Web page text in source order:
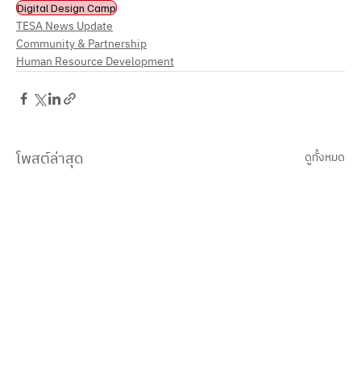
Digital Design Camp
TESA News Update
Community & Partnership
Human Resource Development
โพสต์ล่าสุด ดูทั้งหมด